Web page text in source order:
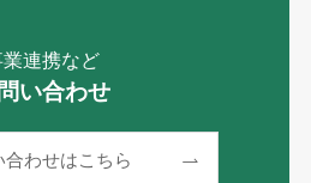
業連携など
い合わせ
合わせはこちら